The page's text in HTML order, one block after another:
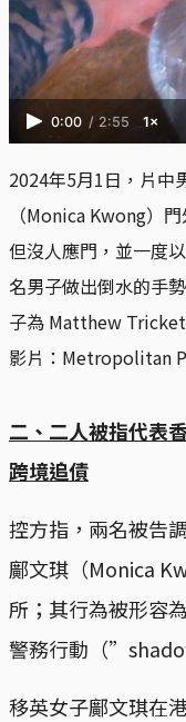
0:00 / 2:55 1×
2024年5月1日，片中
（Monica Kwong）
但沒人應門，並一度
名男子做出倒水的手
子為 Matthew
影片：Metropolitan
二、二人被指代表
跨境追債
控方指，兩名被告
鄺文琪（Monica
所；其行為被形容
警務行動（
移英女子鄺文琪在